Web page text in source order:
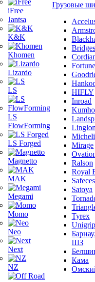
iFree
Jantsa
K&K
Khomen
Lizardo
LS
LS
FlowForming
LS Forged
Magnetto
MAK
Megami
Momo
Neo
Next
NZ
Грузовые
Fortune
HIFLY
Inroad
Kumho
Mirage
Ralson
Royal
Satoya
Tyrex
Unigrip
ШЗ
Кама